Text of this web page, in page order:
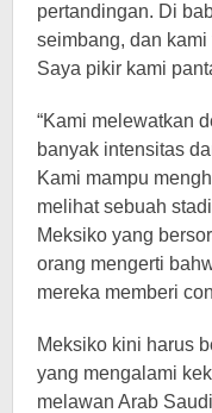
pertandingan. Di
seimbang, dan kami
Saya pikir kami
“Kami melewatkan
banyak intensitas
Kami mampu
melihat sebuah
Meksiko yang
orang mengerti
mereka memberi
Meksiko kini harus
yang mengalami
melawan Arab